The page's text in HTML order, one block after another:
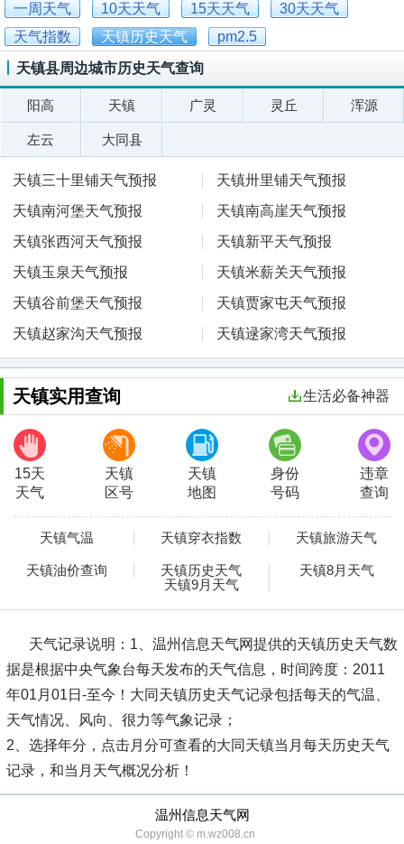
一周天气 10天天气 15天天气
30天天气
天气指数
天镇历史天气 pm2.5
天镇县周边城市历史天气查询
阳高 天镇 广灵 灵丘 浑源
左云 大同县
天镇三十里铺天气预报
天镇卅里铺天气预报
天镇南河堡天气预报
天镇南高崖天气预报
天镇张西河天气预报
天镇新平天气预报
天镇玉泉天气预报
天镇米薪关天气预报
天镇谷前堡天气预报
天镇贾家屯天气预报
天镇赵家沟天气预报
天镇逯家湾天气预报
天镇实用查询 生活必备神器
15天
天气
天镇
区号
天镇
地图
身份
号码
违章
查询
天镇气温 天镇穿衣指数 天镇旅游天气
天镇油价查询 天镇历史天气
天镇8月天气
天镇9月天气
天气记录说明： 1、温州信息天气网提供的天镇历史天气数
据是根据中央气象台每天发布的天气信息，时间跨度：2011
年01月01日-至今！大同天镇历史天气记录包括每天的气温、
天气情况、风向、很力等气象记录；
2、选择年分，点击月分可查看的大同天镇当月每天历史天气
记录，和当月天气概况分析！
温州信息天气网
Copyright © m.wz008.cn